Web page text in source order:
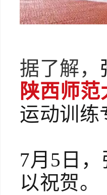
据了解，
陕西师
运动训练
7月5日
以祝贺。